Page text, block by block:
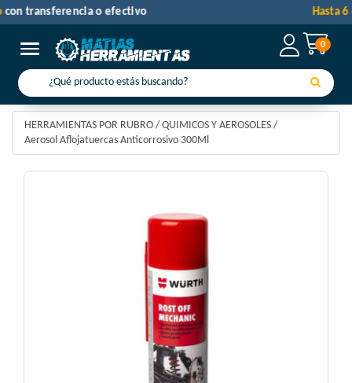
0
Toggle navigation
30% de descuentocon transferencia o efectivo
HERRAMIENTAS POR RUBRO / QUIMICOS Y AEROSOLES /
Aerosol Aflojatuercas Anticorrosivo 300Ml